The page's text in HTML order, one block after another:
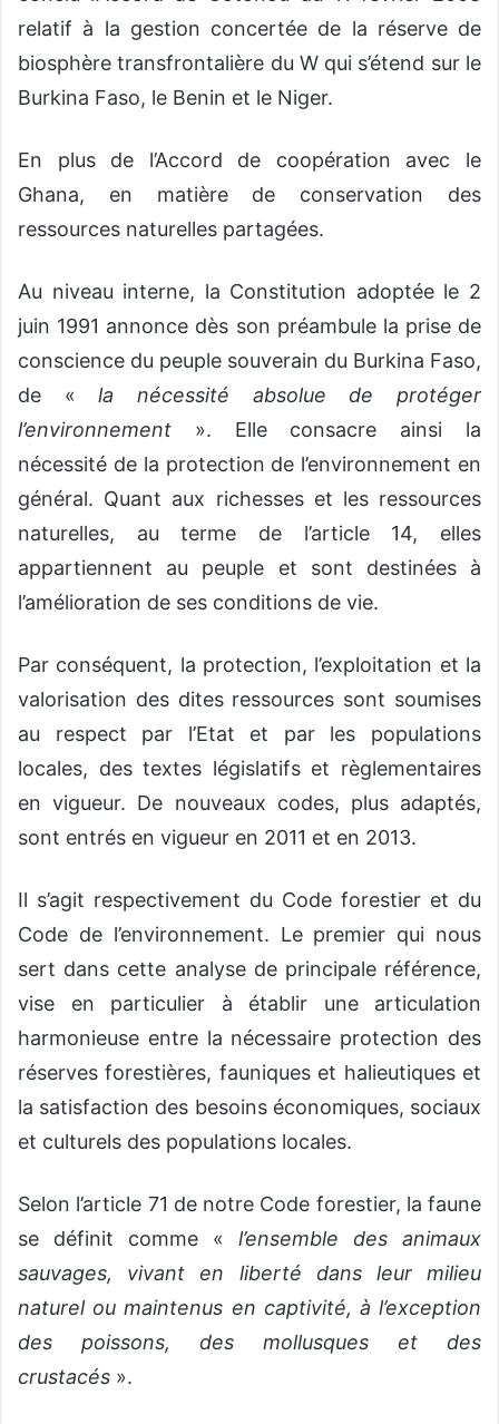
relatif à la gestion concertée de la réserve de
biosphère transfrontalière du W qui s’étend sur le
Burkina Faso, le Benin et le Niger.
En plus de l’Accord de coopération avec le
Ghana, en matière de conservation des
ressources naturelles partagées.
Au niveau interne, la Constitution adoptée le 2
juin 1991 annonce dès son préambule la prise de
conscience du peuple souverain du Burkina Faso,
de «la nécessité absolue de protéger
l’environnement ». Elle consacre ainsi la
nécessité de la protection de l’environnement en
général. Quant aux richesses et les ressources
naturelles, au terme de l’article 14, elles
appartiennent au peuple et sont destinées à
l’amélioration de ses conditions de vie.
Par conséquent, la protection, l’exploitation et la
valorisation des dites ressources sont soumises
au respect par l’Etat et par les populations
locales, des textes législatifs et règlementaires
en vigueur. De nouveaux codes, plus adaptés,
sont entrés en vigueur en 2011 et en 2013.
Il s’agit respectivement du Code forestier et du
Code de l’environnement. Le premier qui nous
sert dans cette analyse de principale référence,
vise en particulier à établir une articulation
harmonieuse entre la nécessaire protection des
réserves forestières, fauniques et halieutiques et
la satisfaction des besoins économiques, sociaux
et culturels des populations locales.
Selon l’article 71 de notre Code forestier, la faune
se définit comme « l’ensemble des animaux
sauvages, vivant en liberté dans leur milieu
naturel ou maintenus en captivité, à l’exception
des poissons, des mollusques et des
crustacés ».